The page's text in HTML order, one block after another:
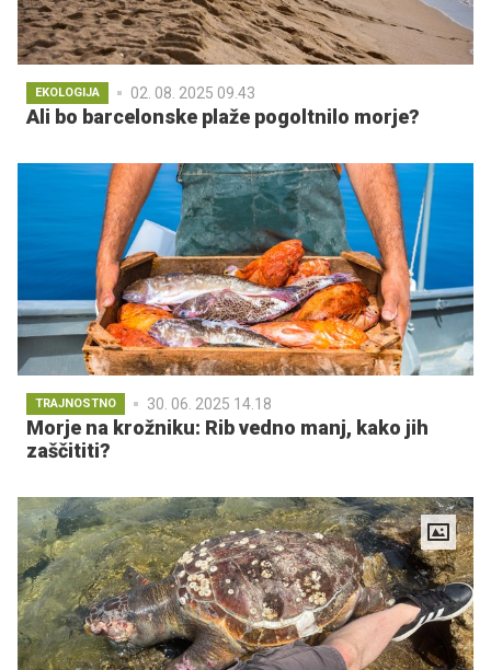
EKOLOGIJA 02. 08. 2025 09.43
Ali bo barcelonske plaže pogoltnilo morje?
TRAJNOSTNO 30. 06. 2025 14.18
Morje na krožniku: Rib vedno manj, kako jih
zaščititi?